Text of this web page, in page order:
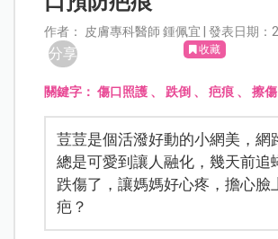
作者： 皮膚專科醫師 鍾佩宜 | 發表日期：
分享 收藏
關鍵字：傷口照護 、 跌倒 、疤痕 、擦傷
荳荳是個活潑好動的小網美，網
總是可愛到讓人融化，幾天前追
跌傷了，讓媽媽好心疼，擔心臉
疤？